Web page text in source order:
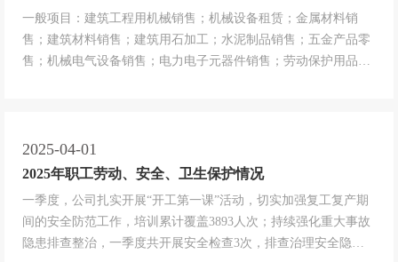
一般项目：建筑工程用机械销售；机械设备租赁；金属材料销
售；建筑材料销售；建筑用石加工；水泥制品销售；五金产品零
售；机械电气设备销售；电力电子元器件销售；劳动保护用品销
园林绿化工程施工；树木种植...
2025-04-01
2025年职工劳动、安全、卫生保护情况
一季度，公司扎实开展“开工第一课”活动，切实加强复工复产期
间的安全防范工作，培训累计覆盖3893人次；持续强化重大事故
隐患排查整治，一季度共开展安全检查3次，排查治理安全隐患